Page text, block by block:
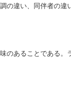
の違い、同伴者の
のあることである